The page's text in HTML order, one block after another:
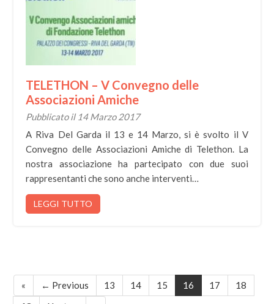
TELETHON – V Convegno delle
Associazioni Amiche
Pubblicato il 14 Marzo 2017
A Riva Del Garda il 13 e 14 Marzo, si è svolto il V
Convegno delle Associazioni Amiche di Telethon. La
nostra associazione ha partecipato con due suoi
rappresentanti che sono anche interventi…
LEGGI TUTTO
« ← Previous 13 14 15 16 17
18